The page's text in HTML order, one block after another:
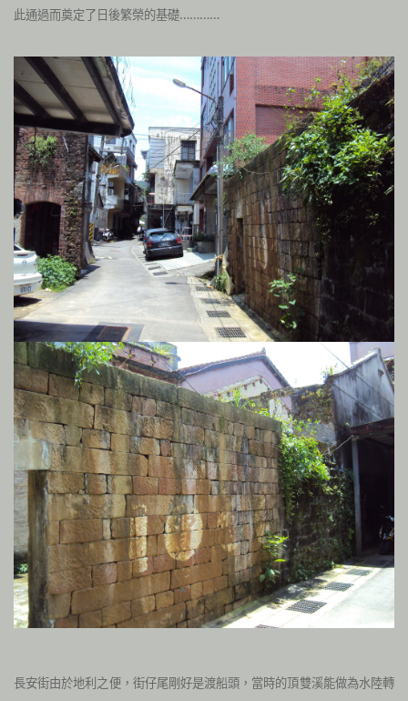
此通過而奠定了日後繁榮的基礎…………
長安街由於地利之便，街仔尾剛好是渡船頭，當時的頂雙溪能做為水陸轉